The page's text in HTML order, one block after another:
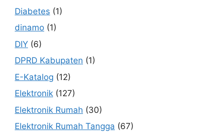
Diabetes (1)
dinamo (1)
DIY (6)
DPRD Kabupaten (1)
E-Katalog (12)
Elektronik (127)
Elektronik Rumah (30)
Elektronik Rumah Tangga (67)